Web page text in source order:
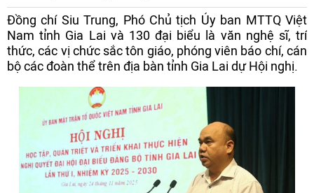
Đồng chí Siu Trung, Phó Chủ tịch Ủy ban MTTQ Việt
Nam tỉnh Gia Lai và 130 đại biểu là văn nghệ sĩ, trí
thức, các vị chức sắc tôn giáo, phóng viên báo chí, cán
bộ các đoàn thể trên địa bàn tỉnh Gia Lai dự Hội nghị.